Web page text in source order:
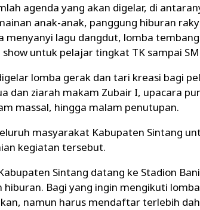
agenda yang akan digelar, di
anak-anak, panggung hiburan
menyanyi lagu dangdut, lomba
untuk pelajar tingkat TK sampai
lomba gerak dan tari kreasi bagi
dan ziarah makam Zubair I, upacara
massal, hingga malam penutupan.
masyarakat Kabupaten Sintang
kegiatan tersebut.
Sintang datang ke Stadion
hiburan. Bagi yang ingin mengikuti
namun harus mendaftar terlebih